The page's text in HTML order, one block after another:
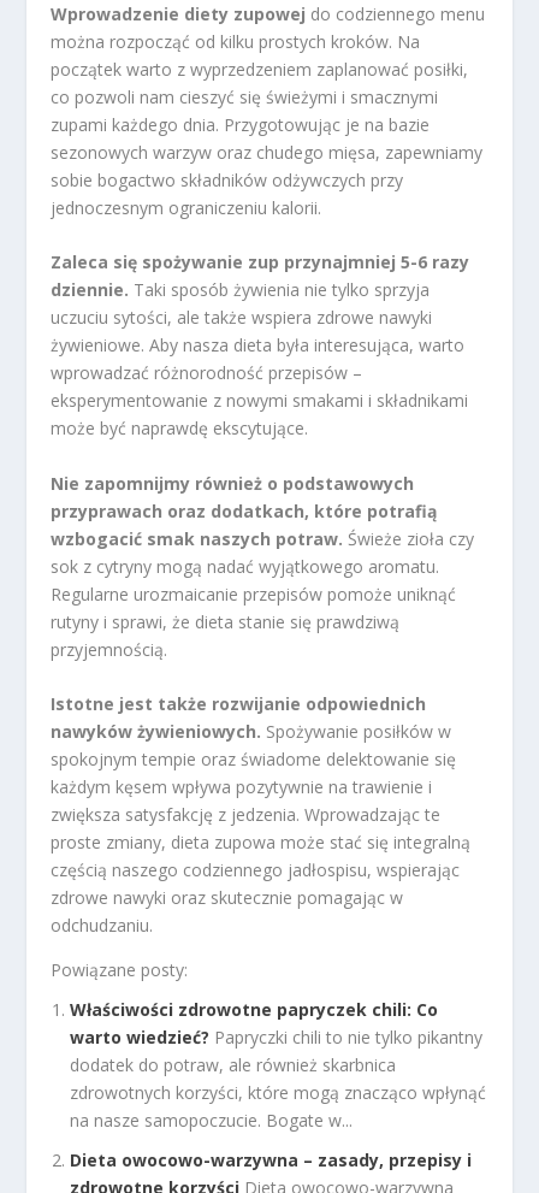
Wprowadzenie diety zupowej do codziennego menu
można rozpocząć od kilku prostych kroków. Na
początek warto z wyprzedzeniem zaplanować posiłki,
co pozwoli nam cieszyć się świeżymi i smacznymi
zupami każdego dnia. Przygotowując je na bazie
sezonowych warzyw oraz chudego mięsa, zapewniamy
sobie bogactwo składników odżywczych przy
jednoczesnym ograniczeniu kalorii.
Zaleca się spożywanie zup przynajmniej 5-6 razy
dziennie. Taki sposób żywienia nie tylko sprzyja
uczuciu sytości, ale także wspiera zdrowe nawyki
żywieniowe. Aby nasza dieta była interesująca, warto
wprowadzać różnorodność przepisów –
eksperymentowanie z nowymi smakami i składnikami
może być naprawdę ekscytujące.
Nie zapomnijmy również o podstawowych
przyprawach oraz dodatkach, które potrafią
wzbogacić smak naszych potraw. Świeże zioła czy
sok z cytryny mogą nadać wyjątkowego aromatu.
Regularne urozmaicanie przepisów pomoże uniknąć
rutyny i sprawi, że dieta stanie się prawdziwą
przyjemnością.
Istotne jest także rozwijanie odpowiednich
nawyków żywieniowych. Spożywanie posiłków w
spokojnym tempie oraz świadome delektowanie się
każdym kęsem wpływa pozytywnie na trawienie i
zwiększa satysfakcję z jedzenia. Wprowadzając te
proste zmiany, dieta zupowa może stać się integralną
częścią naszego codziennego jadłospisu, wspierając
zdrowe nawyki oraz skutecznie pomagając w
odchudzaniu.
Powiązane posty:
Właściwości zdrowotne papryczek chili: Co
warto wiedzieć? Papryczki chili to nie tylko pikantny
dodatek do potraw, ale również skarbnica
zdrowotnych korzyści, które mogą znacząco wpłynąć
na nasze samopoczucie. Bogate w...
Dieta owocowo-warzywna – zasady, przepisy i
zdrowotne korzyści Dieta owocowo-warzywna